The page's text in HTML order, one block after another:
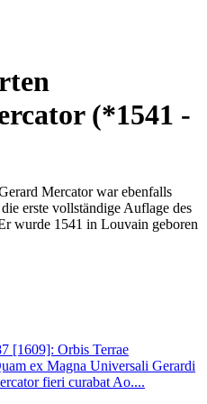
(*1541 -
Mercator war ebenfalls
erste vollständige Auflage des
wurde 1541 in Louvain geboren